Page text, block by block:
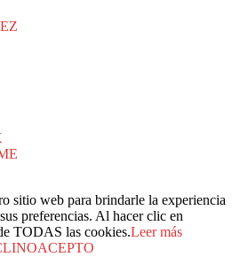
sitio web para brindarle la experiencia
preferencias. Al hacer clic en
TODAS las cookies.Leer más
ACEPTO